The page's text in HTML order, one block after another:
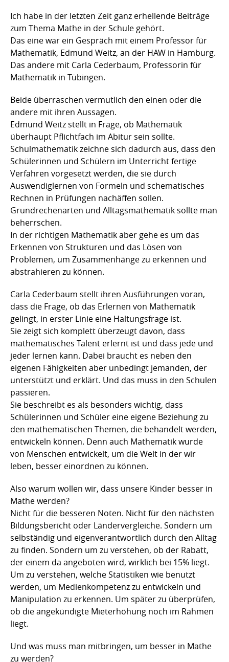
Ich habe in der letzten Zeit ganz erhellende Beiträge
zum Thema Mathe in der Schule gehört.
Das eine war ein Gespräch mit einem Professor für
Mathematik, Edmund Weitz, an der HAW in Hamburg.
Das andere mit Carla Cederbaum, Professorin für
Mathematik in Tübingen.
Beide überraschen vermutlich den einen oder die
andere mit ihren Aussagen.
Edmund Weitz stellt in Frage, ob Mathematik
überhaupt Pflichtfach im Abitur sein sollte.
Schulmathematik zeichne sich dadurch aus, dass den
Schülerinnen und Schülern im Unterricht fertige
Verfahren vorgesetzt werden, die sie durch
Auswendiglernen von Formeln und schematisches
Rechnen in Prüfungen nachäffen sollen.
Grundrechenarten und Alltagsmathematik sollte man
beherrschen.
In der richtigen Mathematik aber gehe es um das
Erkennen von Strukturen und das Lösen von
Problemen, um Zusammenhänge zu erkennen und
abstrahieren zu können.
Carla Cederbaum stellt ihren Ausführungen voran,
dass die Frage, ob das Erlernen von Mathematik
gelingt, in erster Linie eine Haltungsfrage ist.
Sie zeigt sich komplett überzeugt davon, dass
mathematisches Talent erlernt ist und dass jede und
jeder lernen kann. Dabei braucht es neben den
eigenen Fähigkeiten aber unbedingt jemanden, der
unterstützt und erklärt. Und das muss in den Schulen
passieren.
Sie beschreibt es als besonders wichtig, dass
Schülerinnen und Schüler eine eigene Beziehung zu
den mathematischen Themen, die behandelt werden,
entwickeln können. Denn auch Mathematik wurde
von Menschen entwickelt, um die Welt in der wir
leben, besser einordnen zu können.
Also warum wollen wir, dass unsere Kinder besser in
Mathe werden?
Nicht für die besseren Noten. Nicht für den nächsten
Bildungsbericht oder Ländervergleiche. Sondern um
selbständig und eigenverantwortlich durch den Alltag
zu finden. Sondern um zu verstehen, ob der Rabatt,
der einem da angeboten wird, wirklich bei 15% liegt.
Um zu verstehen, welche Statistiken wie benutzt
werden, um Medienkompetenz zu entwickeln und
Manipulation zu erkennen. Um später zu überprüfen,
ob die angekündigte Mieterhöhung noch im Rahmen
liegt.
Und was muss man mitbringen, um besser in Mathe
zu werden?